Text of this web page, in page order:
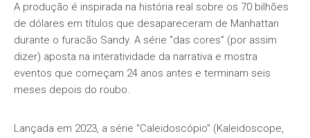
A produção é inspirada na história real sobre os 70 bilhões
de dólares em títulos que desapareceram de Manhattan
durante o furacão Sandy. A série “das cores” (por assim
dizer) aposta na interatividade da narrativa e mostra
eventos que começam 24 anos antes e terminam seis
meses depois do roubo.
Lançada em 2023, a série “Caleidoscópio” (Kaleidoscope,